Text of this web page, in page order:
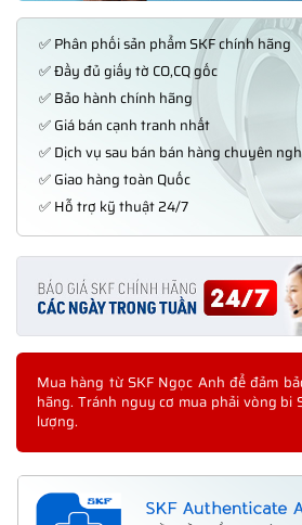
✅ Phân phối sản phẩm SKF chính hãng
✅ Đầy đủ giấy tờ CO,CQ gốc
✅ Bảo hành chính hãng
✅ Giá bán cạnh tranh nhất
✅ Dịch vụ sau bán bán hàng chuyên
✅ Giao hàng toàn Quốc
✅ Hỗ trợ kỹ thuật 24/7
Mua hàng từ SKF Ngọc Anh để đảm
hãng. Tránh nguy cơ mua phải vòng bi
lượng.